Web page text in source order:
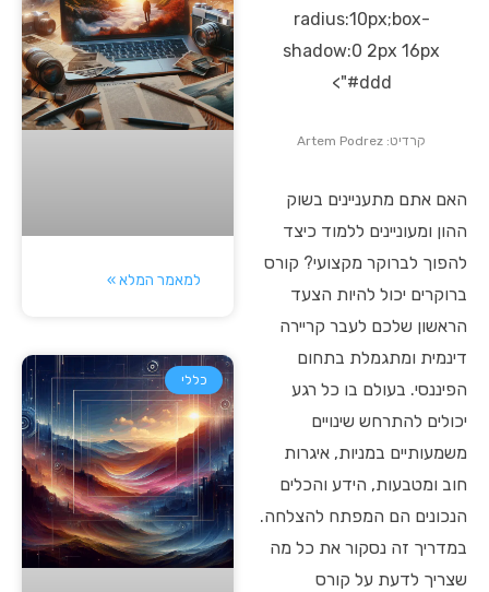
radius:10px;box-
shadow:0 2px 16px
#ddd">
קרדיט: Artem Podrez
האם אתם מתעניינים בשוק
ההון ומעוניינים ללמוד כיצד
להפוך לברוקר מקצועי? קורס
ברוקרים יכול להיות הצעד
הראשון שלכם לעבר קריירה
דינמית ומתגמלת בתחום
הפיננסי. בעולם בו כל רגע
יכולים להתרחש שינויים
משמעותיים במניות, איגרות
חוב ומטבעות, הידע והכלים
הנכונים הם המפתח להצלחה.
במדריך זה נסקור את כל מה
שצריך לדעת על קורס
למאמר המלא »
כללי